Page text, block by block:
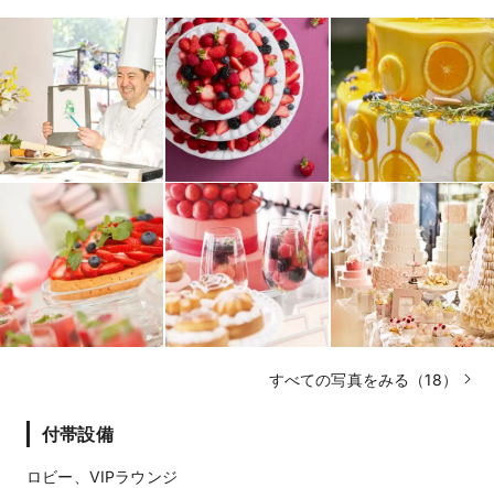
すべての写真をみる（18）
付帯設備
ロビー、VIPラウンジ